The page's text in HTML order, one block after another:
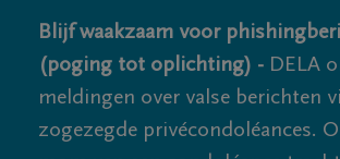
Blijf waakzaam voor
(poging tot oplichting) - DELA
meldingen over valse berichten
zogezegde privécondoléances.